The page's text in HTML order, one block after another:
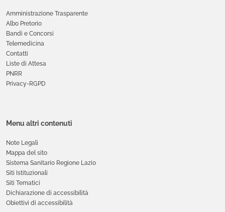
Amministrazione Trasparente
Albo Pretorio
Bandi e Concorsi
Telemedicina
Contatti
Liste di Attesa
PNRR
Privacy-RGPD
Menu altri contenuti
Note Legali
Mappa del sito
Sistema Sanitario Regione Lazio
Siti Istituzionali
Siti Tematici
Dichiarazione di accessibilità
Obiettivi di accessibilità